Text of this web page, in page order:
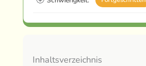
Inhaltsverzeichnis